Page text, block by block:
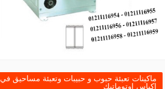
ماكينات تعبئة حبوب و حبيبات وتعبئة مساحيق في
اكياس اوتوماتيك